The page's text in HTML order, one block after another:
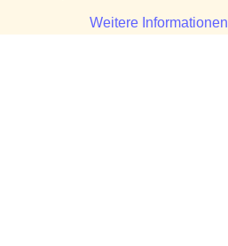
Weitere Informationen